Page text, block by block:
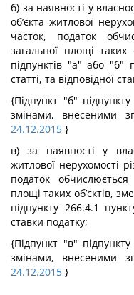
б) за наявності у
об’єкта житлової
часток, податок
загальної площі таких
підпунктів "а" або "б"
статті, та відповідної
{Підпункт "б"
змінами, внесеними
24.12.2015 }
в) за наявності у
житлової нерухомості
податок
площі таких об’єктів,
підпункту 266.4.1
ставки податку;
{Підпункт "в"
змінами, внесеними
24.12.2015 }